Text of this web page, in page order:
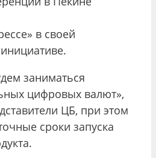
в своей
заниматься
цифровых валют»,
ЦБ, при этом
сроки запуска